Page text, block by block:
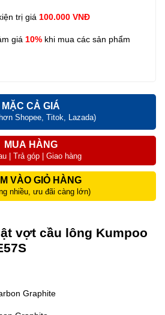
trị giá 100.000 VNĐ
giá 10% khi mua các sản phẩm
MẶC CẢ GIÁ
Shopee, Titok, Lazada)
MUA HÀNG
| Trả góp | Giao hàng
VÀO GIỎ HÀNG
nhiều, ưu đãi càng lớn)
vợt cầu lông Kumpoo
Graphite